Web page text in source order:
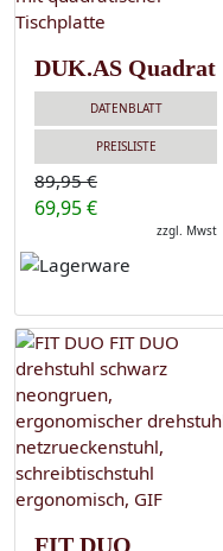
DUK.AS Quadrat
DATENBLATT
PREISLISTE
89,95 €
69,95 €
zzgl. Mwst
FIT DUO